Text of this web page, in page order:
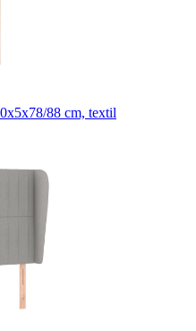
88 cm, textil